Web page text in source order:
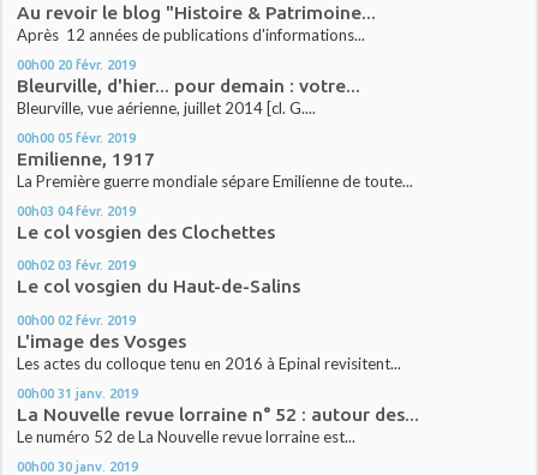
Au revoir le blog "Histoire & Patrimoine...
Après 12 années de publications d'informations...
00h00 20 févr. 2019
Bleurville, d'hier... pour demain : votre...
Bleurville, vue aérienne, juillet 2014 [cl. G....
00h00 05 févr. 2019
Emilienne, 1917
La Première guerre mondiale sépare Emilienne de toute...
00h03 04 févr. 2019
Le col vosgien des Clochettes
00h02 03 févr. 2019
Le col vosgien du Haut-de-Salins
00h00 02 févr. 2019
L'image des Vosges
Les actes du colloque tenu en 2016 à Epinal revisitent...
00h00 31 janv. 2019
La Nouvelle revue lorraine n° 52 : autour des...
Le numéro 52 de La Nouvelle revue lorraine est...
00h00 30 janv. 2019